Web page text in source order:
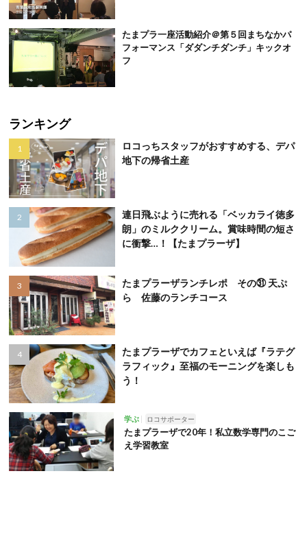
たまプラ一座活動紹介＠第５回まちなかパ
フォーマンス「ダダンチダンチ」キックオ
フ
ランキング
ロコっちスタッフがおすすめする、デパ
地下の帰省土産
連日飛ぶように売れる「ベッカライ徳多
朗」のミルククリーム。賞味時間の短さ
に衝撃…！【たまプラーザ】
たまプラーザランチレポ その㉛ 天ぷ
ら 佐藤のランチコース
たまプラーザでカフェといえば『ラテグ
ラフィック』至福のモーニングを楽しも
う！
学ぶ ロコサポーター
たまプラーザで20年！私立数学専門のこご
え学習教室